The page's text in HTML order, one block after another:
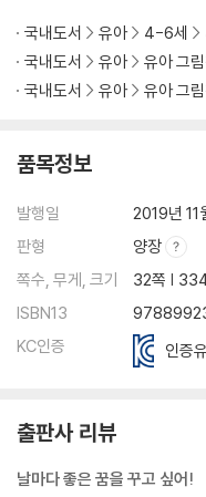
국내도서 유아 4-6세
국내도서
유아 유아 그
국내도서
유아 유아 그
품목정보
발행일
2019년 11
판형
양장
쪽수, 무게, 크기
32쪽 |
ISBN13
KC인증
인증
출판사 리뷰
날마다 좋은 꿈을 꾸고 싶어!